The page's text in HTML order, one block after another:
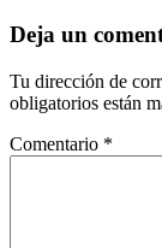
Deja un
Tu dirección de
obligatorios están
Comentario *